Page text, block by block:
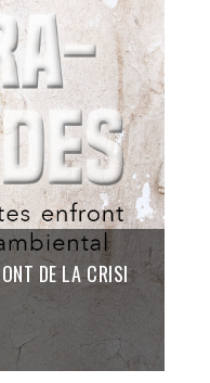
DE LA CRISI